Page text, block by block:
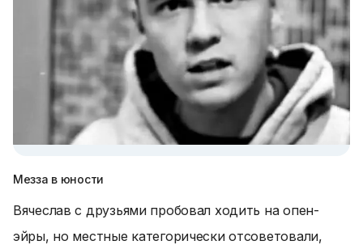
Мезза в юности
Вячеслав с друзьями пробовал ходить на опен-
эйры, но местные категорически отсоветовали,